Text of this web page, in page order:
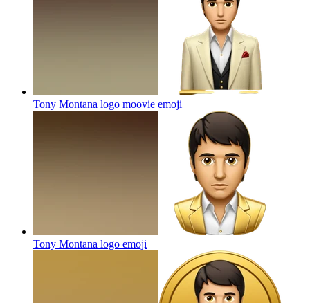
Tony Montana logo moovie emoji
Tony Montana logo emoji